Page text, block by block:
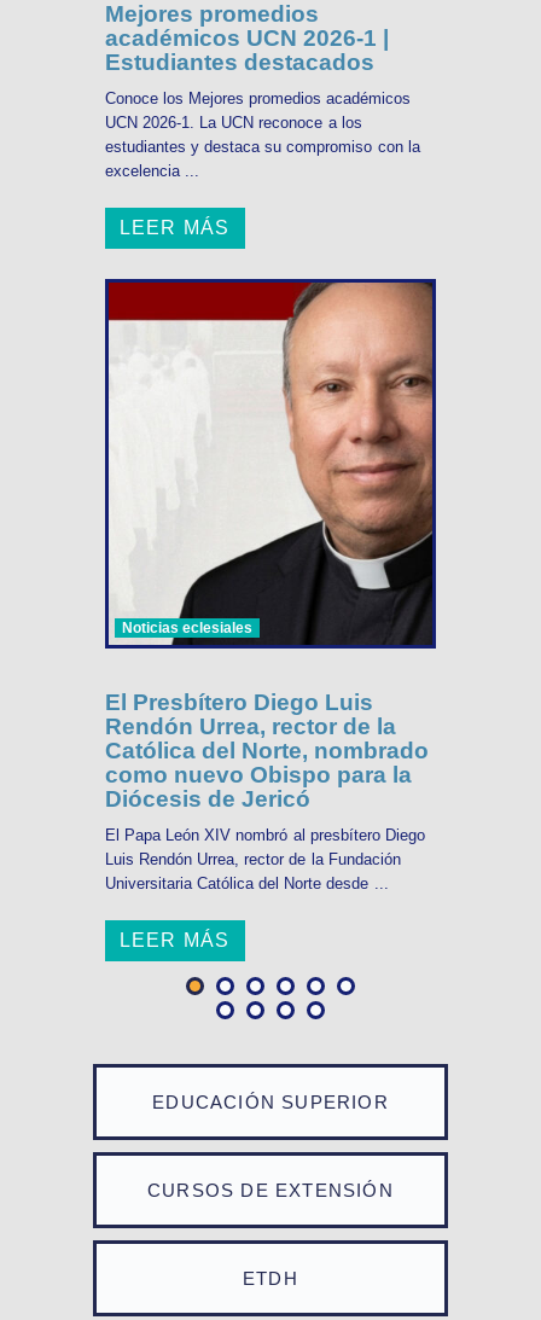
EDUCACIÓN SUPERIOR
CURSOS DE EXTENSIÓN
ETDH
Mejores promedios
académicos UCN 2026-1 |
Estudiantes destacados
Conoce los Mejores promedios académicos
UCN 2026-1. La UCN reconoce a los
estudiantes y destaca su compromiso con la
excelencia ...
LEER MÁS
Noticias eclesiales
El Presbítero Diego Luis
Rendón Urrea, rector de la
Católica del Norte, nombrado
como nuevo Obispo para la
Diócesis de Jericó
El Papa León XIV nombró al presbítero Diego
Luis Rendón Urrea, rector de la Fundación
Universitaria Católica del Norte desde ...
LEER MÁS